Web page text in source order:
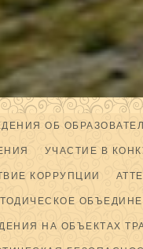
ОБ
УЧАСТИЕ В
КОРРУПЦИИ
НА ОБЪЕКТАХ